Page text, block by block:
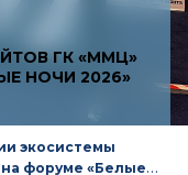
ГК «ММЦ»
НОЧИ 2026»
экосистемы
форуме «Белые